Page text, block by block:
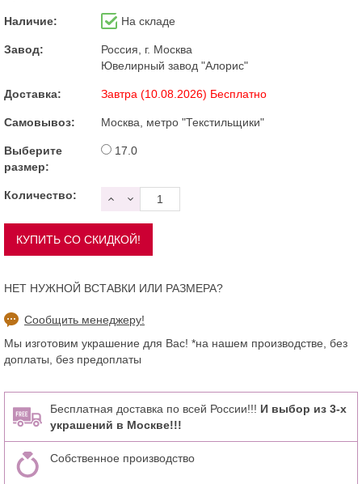
Наличие: На складе
Завод:
Россия, г. Москва
Ювелирный завод "Алорис"
Доставка: Завтра (10.08.2026) Бесплатно
Самовывоз: Москва, метро "Текстильщики"
Выберите
размер:
17.0
Количество:
НЕТ НУЖНОЙ ВСТАВКИ ИЛИ РАЗМЕРА?
Сообщить менеджеру!
Мы изготовим украшение для Вас! *на нашем производстве, без
доплаты, без предоплаты
Бесплатная доставка по всей России!!! И выбор из 3-х
украшений в Москве!!!
Собственное производство